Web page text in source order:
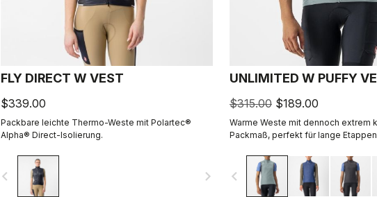
FLY DIRECT W VEST
$339.00
Packbare leichte Thermo-Weste mit Polartec®
Alpha® Direct-Isolierung.
navigate_before navigate_next
UNLIMITED W PUFFY
$315.00 $189.00
Warme Weste mit dennoch extrem
Packmaß, perfekt für lange
Mikrofaser-Gewebe wird
Fütterung aus Polartec® Alpha®
navigate_before